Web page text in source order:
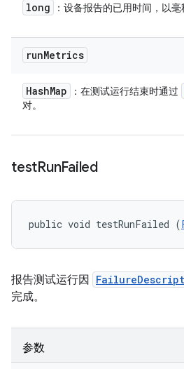
long ：设备报告的已用时间，以
runMetrics
HashMap ：在测试运行结束时通过
对。
testRunFailed
public void testRunFailed (
报告测试运行因
完成。
参数